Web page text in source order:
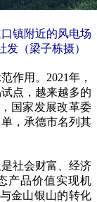
镇附近的风电场
发（梁子栋摄）
用。2021年，
点，越来越多的
国家发展改革委
，承德市名列其
社会财富、经济
产品价值实现机
金山银山的转化